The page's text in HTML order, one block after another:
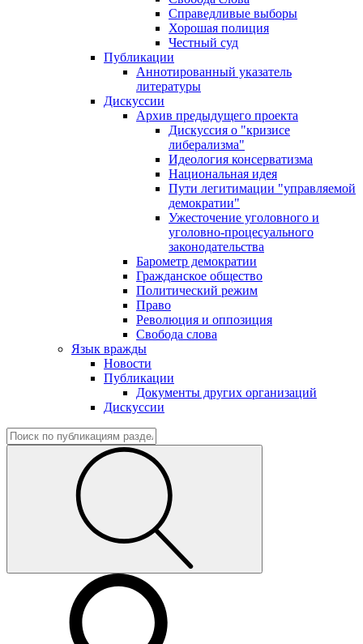
Справедливые выборы
Хорошая полиция
Честный суд
Публикации
Аннотированный указатель
литературы
Дискуссии
Архив предыдущего проекта
Дискуссия о "кризисе
либерализма"
Идеология консерватизма
Национальная идея
Пути легитимации "управляемой
демократии"
Ужесточение уголовного и
уголовно-процесуального
законодательства
Барометр демократии
Гражданское общество
Политический режим
Право
Революция и оппозиция
Свобода слова
Язык вражды
Новости
Публикации
Документы других организаций
Дискуссии